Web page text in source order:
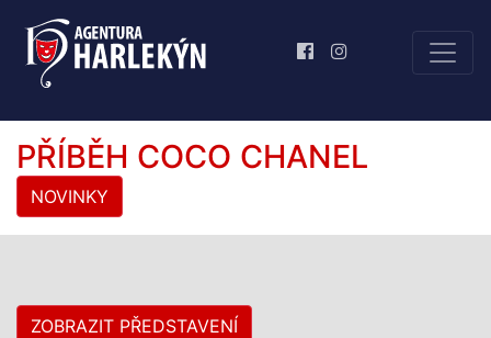
PŘÍBĚH COCO CHANEL
NOVINKY
ZOBRAZIT PŘEDSTAVENÍ